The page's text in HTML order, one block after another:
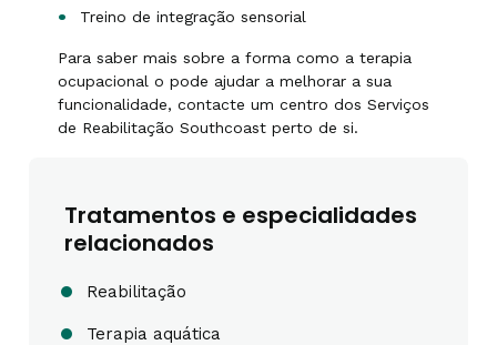
Treino de integração sensorial
Para saber mais sobre a forma como a terapia
ocupacional o pode ajudar a melhorar a sua
funcionalidade, contacte um centro dos Serviços
de Reabilitação Southcoast perto de si.
Tratamentos e especialidades
relacionados
Reabilitação
Terapia aquática